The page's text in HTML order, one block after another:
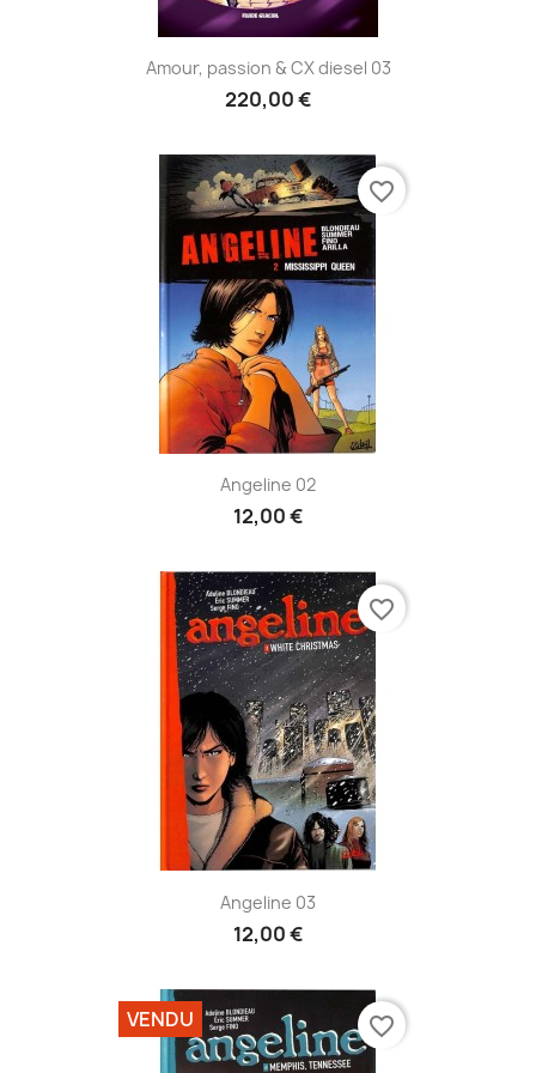
Amour, passion & CX diesel 03
220,00 €
Angeline 02
12,00 €
favorite_border
Angeline 03
12,00 €
favorite_border
VENDU favorite_border